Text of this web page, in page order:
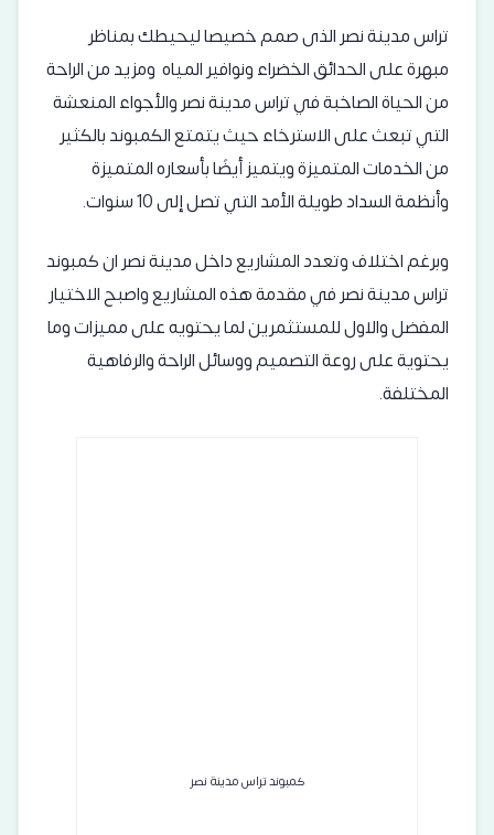
تراس مدينة نصر الذى صمم خصيصا ليحيطك بمناظر
مبهرة على الحدائق الخضراء ونوافير المياه ومزيد من الراحة
من الحياة الصاخبة في تراس مدينة نصر والأجواء المنعشة
التي تبعث على الاسترخاء حيث يتمتع الكمبوند بالكثير
من الخدمات المتميزة ويتميز أيضًا بأسعاره المتميزة
وأنظمة السداد طويلة الأمد التي تصل إلى 10 سنوات.
وبرغم اختلاف وتعدد المشاريع داخل مدينة نصر ان كمبوند
تراس مدينة نصر في مقدمة هذه المشاريع واصبح الاختيار
المفضل والاول للمستثمرين لما يحتويه على مميزات وما
يحتوية على روعة التصميم ووسائل الراحة والرفاهية
المختلفة.
كمبوند تراس مدينة نصر